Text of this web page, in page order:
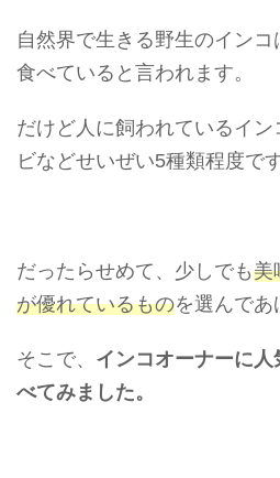
自然界で生きる野生のイン
食べていると言われます。
だけど人に飼われているイ
ビなどせいぜい5種類程度です
だったらせめて、少しでも美
が優れているものを選んであ
そこで、 インコオーナーに
べてみました。